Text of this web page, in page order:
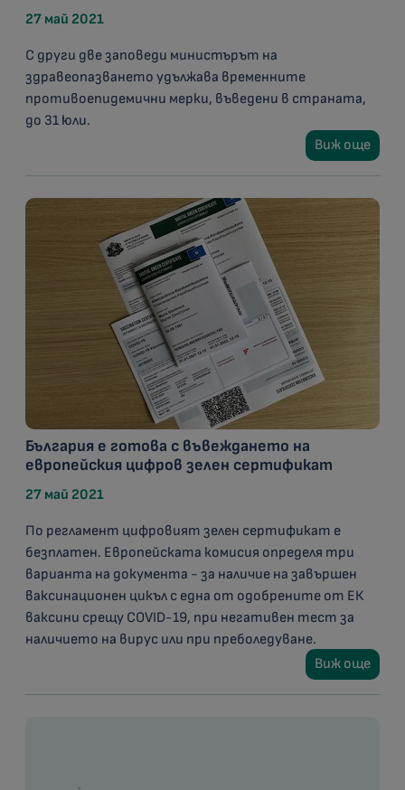
27 май 2021
С други две заповеди министърът на
здравеопазването удължава временните
противоепидемични мерки, въведени в страната,
до 31 юли.
Виж още
България е готова с въвеждането на
европейския цифров зелен сертификат
27 май 2021
По регламент цифровият зелен сертификат е
безплатен. Европейската комисия определя три
варианта на документа - за наличие на завършен
ваксинационен цикъл с една от одобрените от ЕК
ваксини срещу COVID-19, при негативен тест за
наличието на вирус или при преболедуване.
Виж още